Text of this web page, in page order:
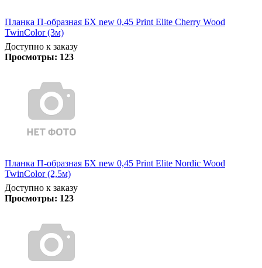
Планка П-образная БХ new 0,45 Print Elite Cherry Wood
TwinColor (3м)
Доступно к заказу
Просмотры: 123
Планка П-образная БХ new 0,45 Print Elite Nordic Wood
TwinColor (2,5м)
Доступно к заказу
Просмотры: 123